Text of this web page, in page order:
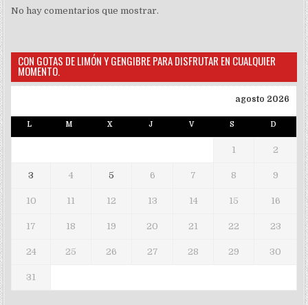
No hay comentarios que mostrar.
CON GOTAS DE LIMÓN Y GENGIBRE PARA DISFRUTAR EN CUALQUIER
MOMENTO.
agosto 2026
L M X J V S D
1 2
3 4 5 6 7 8 9
10 11 12 13 14 15 16
17 18 19 20 21 22 23
24 25 26 27 28 29 30
31